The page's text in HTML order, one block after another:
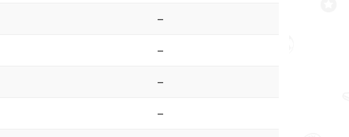
–
–
–
–